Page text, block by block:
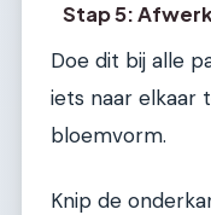
Stap 5:
Doe dit bij alle
iets naar elkaar
bloemvorm.
Knip de